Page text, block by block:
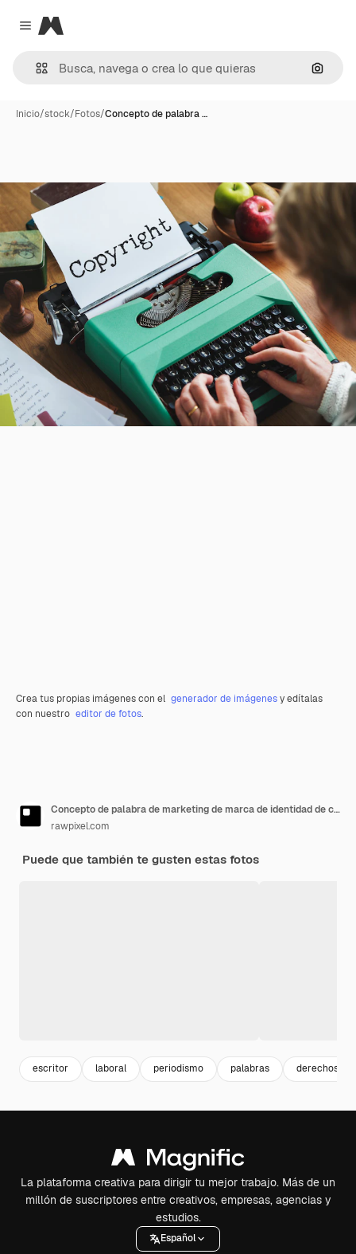
Close menu
Magnific
Inicio/stock/Fotos/Concepto de palabra …
Crea tus propias imágenes con el generador de imágenesy edítalas
con nuestro editor de fotos.
Concepto de palabra de marketing de marca de identidad de copyright
rawpixel.com
Puede que también te gusten estas fotos
escritor laboral periodismo palabras derechos
La plataforma creativa para dirigir tu mejor trabajo. Más de un
millón de suscriptores entre creativos, empresas, agencias y
estudios.
Español